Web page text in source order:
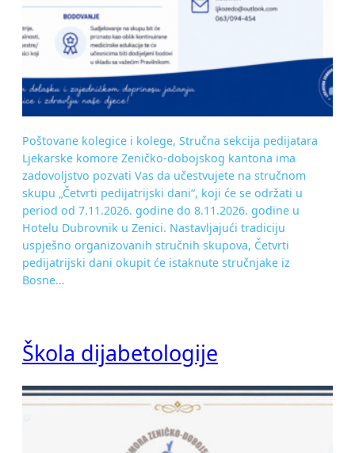
Poštovane kolegice i kolege, Stručna sekcija pedijatara
Ljekarske komore Zeničko-dobojskog kantona ima
zadovoljstvo pozvati Vas da učestvujete na stručnom
skupu „Četvrti pedijatrijski dani“, koji će se održati u
period od 7.11.2026. godine do 8.11.2026. godine u
Hotelu Dubrovnik u Zenici. Nastavljajući tradiciju
uspješno organizovanih stručnih skupova, Četvrti
pedijatrijski dani okupit će istaknute stručnjake iz
Bosne…
Škola dijabetologije